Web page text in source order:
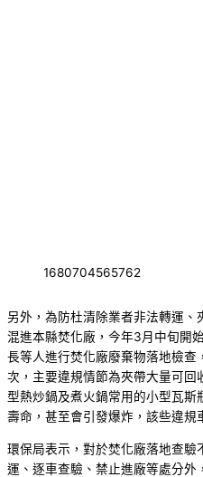
1680704565762
另外，為防杜清除業者非法轉運
混進本縣焚化廠，今年3月中旬開
長等人進行焚化廠廢棄物落地檢查
次，主要違規情節為夾帶大量可回
型熱炒鍋及煮火鍋常用的小型瓦
壽命，甚至會引發爆炸，該些違規
環保局表示，對於焚化廠落地查驗
運、逐車查驗、禁止進廠等處分外